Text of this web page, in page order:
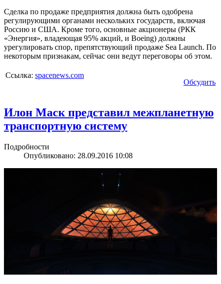
Сделка по продаже предприятия должна быть одобрена
регулирующими органами нескольких государств, включая
Россию и США. Кроме того, основные акционеры (РКК
«Энергия», владеющая 95% акций, и Boeing) должны
урегулировать спор, препятствующий продаже Sea Launch. По
некоторым признакам, сейчас они ведут переговоры об этом.
Ссылка: spacenews.com
Обсудить
Илон Маск представил межпланетную
транспортную систему
Подробности
Опубликовано: 28.09.2016 10:08